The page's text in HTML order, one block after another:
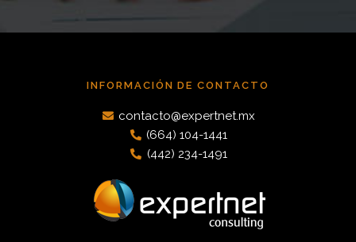
INFORMACIÓN DE CONTACTO
contacto@expertnet.mx
(664) 104-1441
(442) 234-1491